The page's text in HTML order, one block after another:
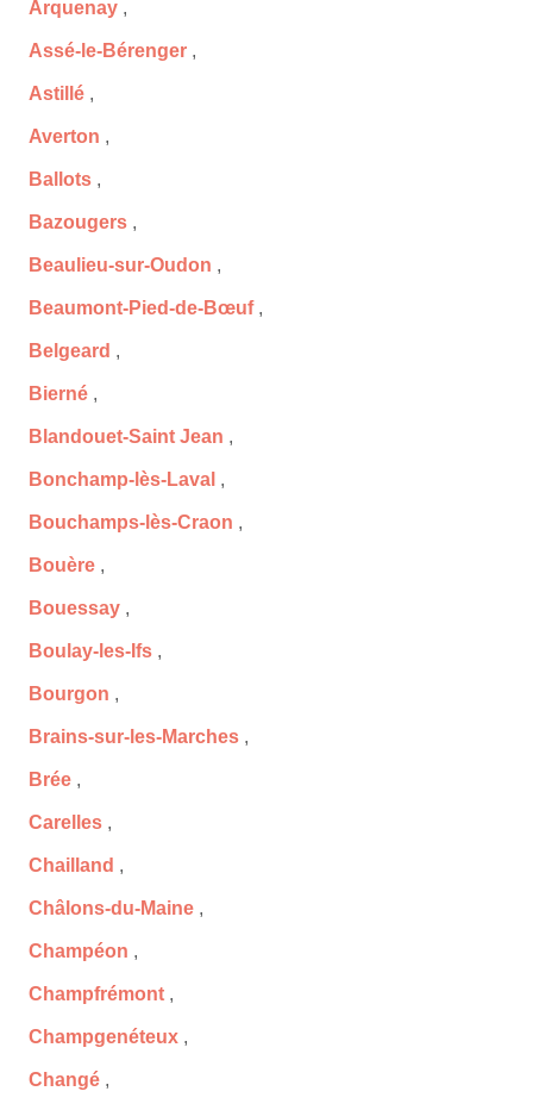
Arquenay ,
Assé-le-Bérenger ,
Astillé ,
Averton ,
Ballots ,
Bazougers ,
Beaulieu-sur-Oudon ,
Beaumont-Pied-de-Bœuf,
Belgeard ,
Bierné ,
Blandouet-Saint Jean ,
Bonchamp-lès-Laval ,
Bouchamps-lès-Craon ,
Bouère ,
Bouessay ,
Boulay-les-Ifs ,
Bourgon ,
Brains-sur-les-Marches ,
Brée ,
Carelles ,
Chailland ,
Châlons-du-Maine ,
Champéon ,
Champfrémont ,
Champgenéteux ,
Changé ,